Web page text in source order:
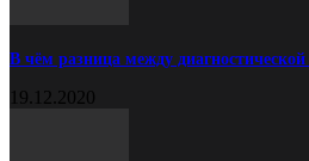
В чём разница между
19.12.2020